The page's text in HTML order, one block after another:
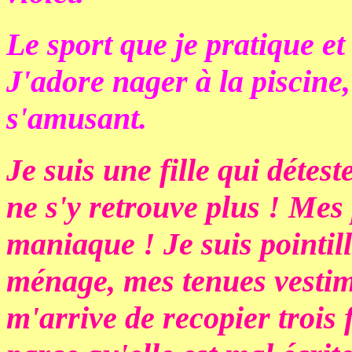
Le sport que je pratique
J'adore nager à la
s'amusant.
Je suis une fille qui
ne s'y retrouve plus ! Mes
maniaque ! Je suis
ménage, mes tenues
m'arrive de recopier trois